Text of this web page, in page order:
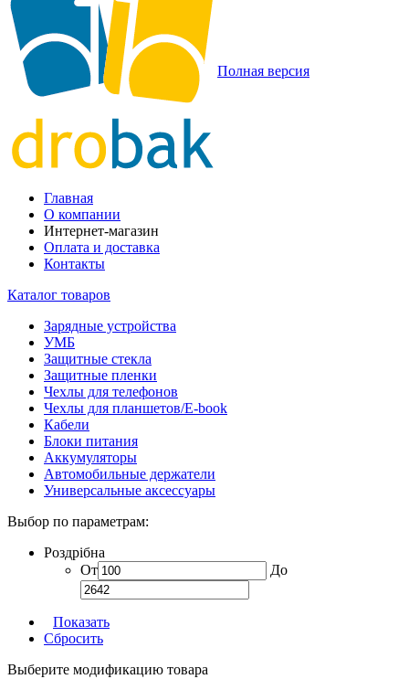
Полная версия
Главная
О компании
Интернет-магазин
Оплата и доставка
Контакты
Каталог товаров
Зарядные устройства
УМБ
Защитные стекла
Защитные пленки
Чехлы для телефонов
Чехлы для планшетов/E-book
Кабели
Блоки питания
Аккумуляторы
Автомобильные держатели
Универсальные аксессуары
Выбор по параметрам:
Роздрібна
От
До
Показать
Сбросить
Выберите модификацию товара